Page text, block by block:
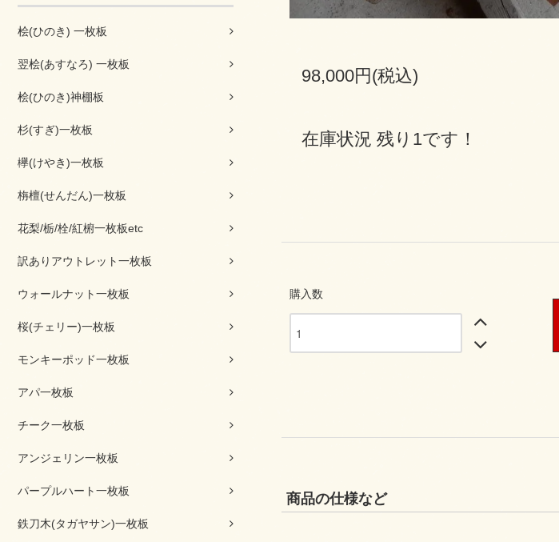
桧(ひのき) 一枚板
翌桧(あすなろ) 一枚板
桧(ひのき)神棚板
杉(すぎ)一枚板
欅(けやき)一枚板
栴檀(せんだん)一枚板
花梨/栃/栓/紅椨一枚板etc
訳ありアウトレット一枚板
ウォールナット一枚板
桜(チェリー)一枚板
モンキーポッド一枚板
アパ一枚板
チーク一枚板
アンジェリン一枚板
パープルハート一枚板
鉄刀木(タガヤサン)一枚板
98,000円(税込)
在庫状況 残り1です！
購入数
商品の仕様など